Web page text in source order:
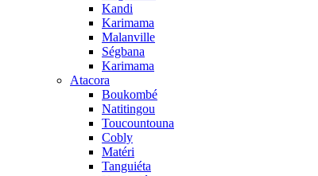
Kandi
Karimama
Malanville
Ségbana
Karimama
Atacora
Boukombé
Natitingou
Toucountouna
Cobly
Matéri
Tanguiéta